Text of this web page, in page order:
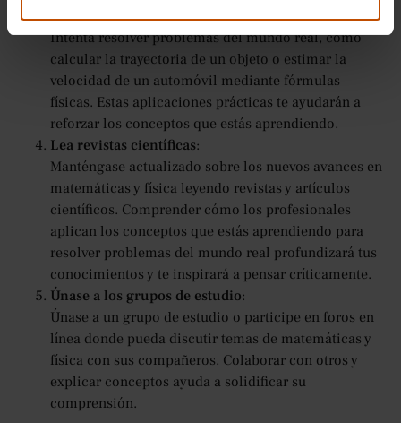
Trabaja en problemas del mundo real:
Intenta resolver problemas del mundo real, como
calcular la trayectoria de un objeto o estimar la
velocidad de un automóvil mediante fórmulas
físicas. Estas aplicaciones prácticas te ayudarán a
reforzar los conceptos que estás aprendiendo.
Lea revistas científicas:
Manténgase actualizado sobre los nuevos avances en
matemáticas y física leyendo revistas y artículos
científicos. Comprender cómo los profesionales
aplican los conceptos que estás aprendiendo para
resolver problemas del mundo real profundizará tus
conocimientos y te inspirará a pensar críticamente.
Únase a los grupos de estudio:
Únase a un grupo de estudio o participe en foros en
línea donde pueda discutir temas de matemáticas y
física con sus compañeros. Colaborar con otros y
explicar conceptos ayuda a solidificar su
comprensión.